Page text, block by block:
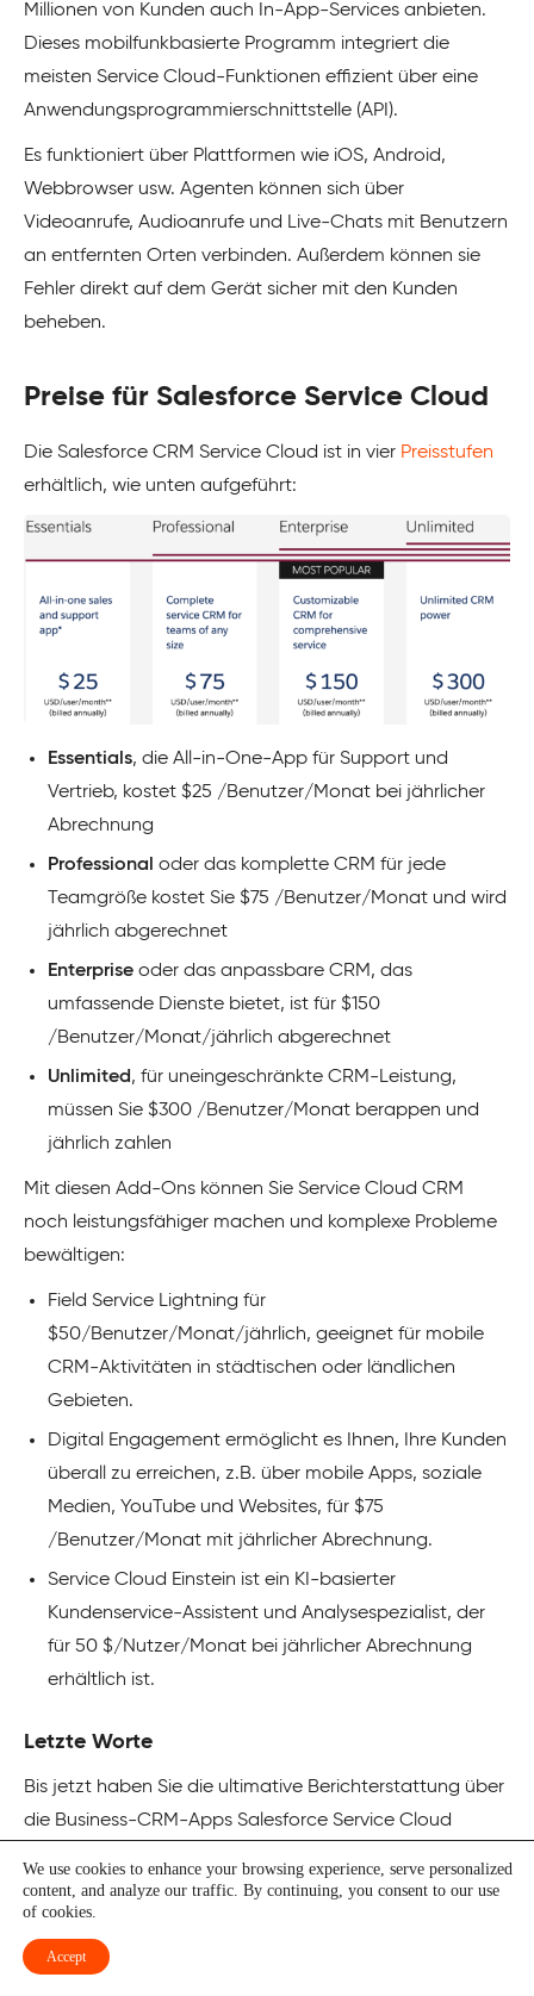
Millionen von Kunden auch In-App-Services anbieten.
Dieses mobilfunkbasierte Programm integriert die
meisten Service Cloud-Funktionen effizient über eine
Anwendungsprogrammierschnittstelle (API).
Es funktioniert über Plattformen wie iOS, Android,
Webbrowser usw. Agenten können sich über
Videoanrufe, Audioanrufe und Live-Chats mit Benutzern
an entfernten Orten verbinden. Außerdem können sie
Fehler direkt auf dem Gerät sicher mit den Kunden
beheben.
Preise für Salesforce Service Cloud
Die Salesforce CRM Service Cloud ist in vier Preisstufen
erhältlich, wie unten aufgeführt:
Essentials, die All-in-One-App für Support und
Vertrieb, kostet $25 /Benutzer/Monat bei jährlicher
Abrechnung
Professional oder das komplette CRM für jede
Teamgröße kostet Sie $75 /Benutzer/Monat und wird
jährlich abgerechnet
Enterprise oder das anpassbare CRM, das
umfassende Dienste bietet, ist für $150
/Benutzer/Monat/jährlich abgerechnet
Unlimited, für uneingeschränkte CRM-Leistung,
müssen Sie $300 /Benutzer/Monat berappen und
jährlich zahlen
Mit diesen Add-Ons können Sie Service Cloud CRM
noch leistungsfähiger machen und komplexe Probleme
bewältigen:
Field Service Lightning für
$50/Benutzer/Monat/jährlich, geeignet für mobile
CRM-Aktivitäten in städtischen oder ländlichen
Gebieten.
Digital Engagement ermöglicht es Ihnen, Ihre Kunden
überall zu erreichen, z.B. über mobile Apps, soziale
Medien, YouTube und Websites, für $75
/Benutzer/Monat mit jährlicher Abrechnung.
Service Cloud Einstein ist ein KI-basierter
Kundenservice-Assistent und Analysespezialist, der
für 50 $/Nutzer/Monat bei jährlicher Abrechnung
erhältlich ist.
Letzte Worte
Bis jetzt haben Sie die ultimative Berichterstattung über
die Business-CRM-Apps Salesforce Service Cloud
entdeckt haben, die für einen erfolgreichen und
kundenorientierten Kundenservice unerlässlich sind.
Testen Sie die Salesforce Service Cloud Software im
We use cookies to enhance your browsing experience, serve personalized
content, and analyze our traffic. By continuing, you consent to our use
of cookies.
Accept